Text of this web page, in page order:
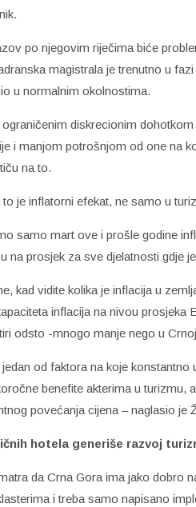
po njegovim riječima biće
magistrala je trenutno u
u normalnim okolnostima.
diskrecionim
i manjom potrošnjom od one na
na to.
je inflatorni efekat, ne samo u
samo mart ove i prošle godine
na prosjek za sve djelatnosti gdje
kad vidite kolika je inflacija u
inflacija na nivou prosjeka
odsto -mnogo manje nego u
od faktora na koje
benefite akterima u turizmu,
povećanja cijena – naglasio je
hotela generiše razvoj
da Crna Gora ima jako dobro
i treba samo napisano